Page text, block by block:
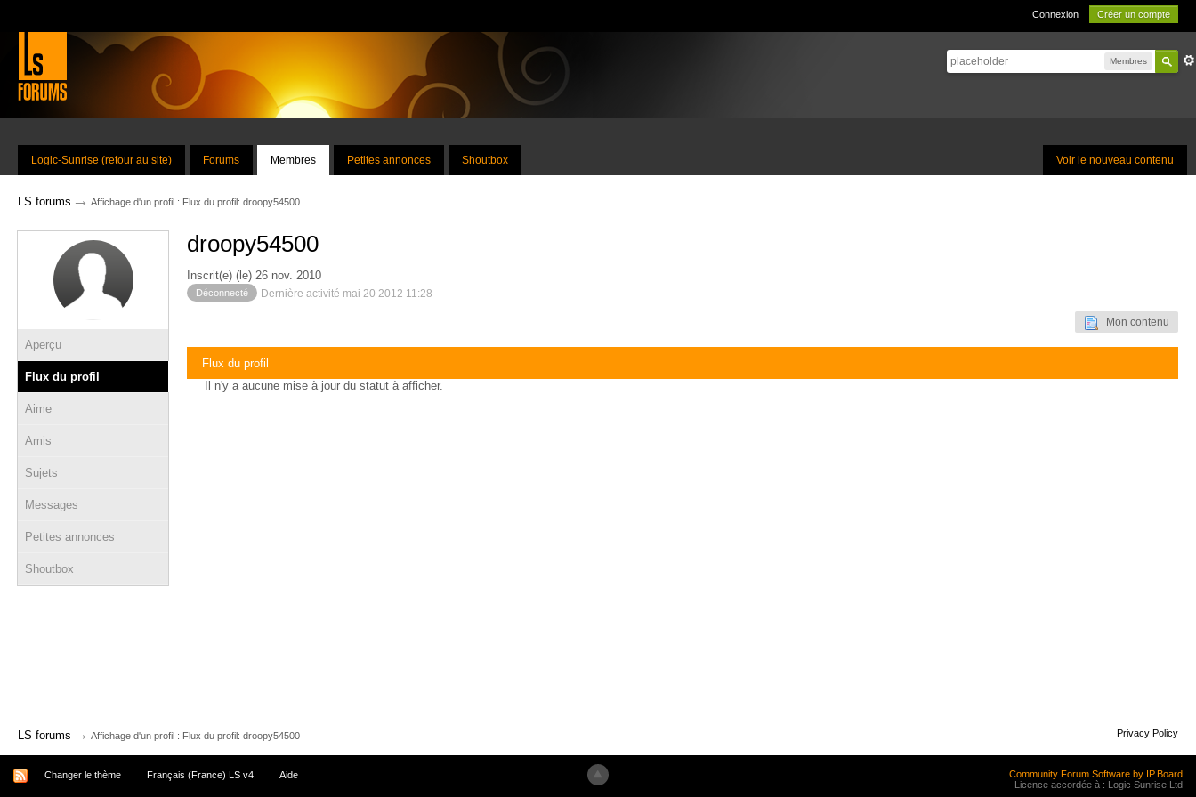
Connexion Créer un compte
Membres
Voir le nouveau contenu
Logic-Sunrise (retour au site) Forums Membres Petites annonces Shoutbox
LS forums → Affichage d'un profil : Flux du profil: droopy54500
Aperçu
Flux du profil
Aime
Amis
Sujets
Messages
Petites annonces
Shoutbox
droopy54500
Inscrit(e) (le) 26 nov. 2010
Déconnecté Dernière activité mai 20 2012 11:28
Mon contenu
Flux du profil
Il n'y a aucune mise à jour du statut à afficher.
LS forums → Affichage d'un profil : Flux du profil: droopy54500 Privacy Policy
Changer le thème Français (France) LS v4 Aide
Community Forum Software by IP.Board
Licence accordée à : Logic Sunrise Ltd